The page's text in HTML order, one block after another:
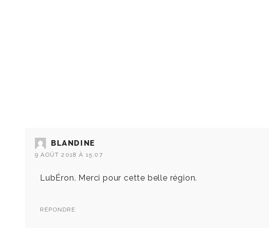
BLANDINE
9 AOÛT 2018 À 15:07
LubÉron. Merci pour cette belle région.
RÉPONDRE